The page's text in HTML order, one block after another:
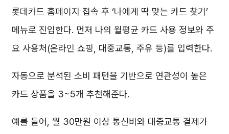
롯데카드 홈페이지 접속 후 ‘나에게 딱 맞는 카드 찾기’
메뉴로 진입한다. 먼저 나의 월평균 카드 사용 정보와 주
요 사용처(온라인 쇼핑, 대중교통, 주유 등)를 입력한다.
자동으로 분석된 소비 패턴을 기반으로 연관성이 높은
카드 상품을 3~5개 추천해준다.
예를 들어, 월 30만원 이상 통신비와 대중교통 결제가